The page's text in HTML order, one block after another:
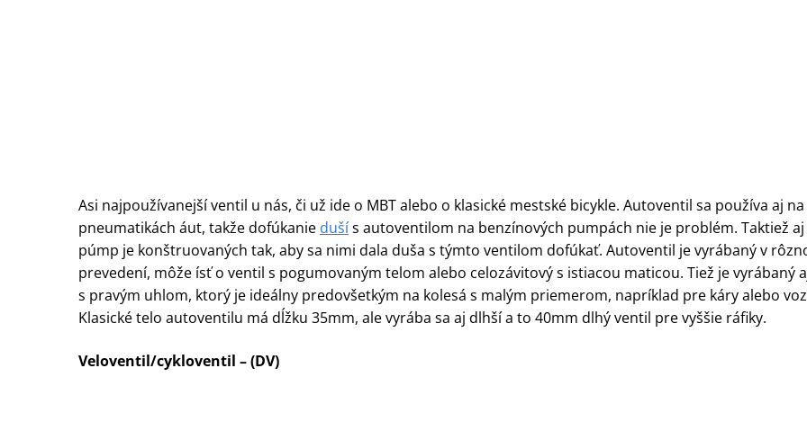
Asi najpoužívanejší ventil u nás, či už ide o MBT alebo o klasické mestské bicykle. Autoventil sa používa aj na
pneumatikách áut, takže dofúkanie dušís autoventilom na benzínových pumpách nie je problém. Taktiež aj
púmp je konštruovaných tak, aby sa nimi dala duša s týmto ventilom dofúkať. Autoventil je vyrábaný v
prevedení, môže ísť o ventil s pogumovaným telom alebo celozávitový s istiacou maticou. Tiež je vyrábaný
s pravým uhlom, ktorý je ideálny predovšetkým na kolesá s malým priemerom, napríklad pre káry alebo
Klasické telo autoventilu má dĺžku 35mm, ale vyrába sa aj dlhší a to 40mm dlhý ventil pre vyššie ráfiky.
Veloventil/cykloventil – (DV)